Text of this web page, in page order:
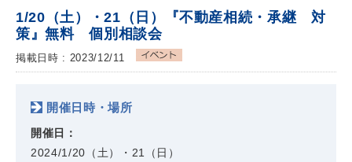
1/20（土）・21（日）『不動産相続・承継 対
策』無料 個別相談会
掲載日時 : 2023/12/11
開催日時・場所
開催日：
2024/1/20（土）・21（日）